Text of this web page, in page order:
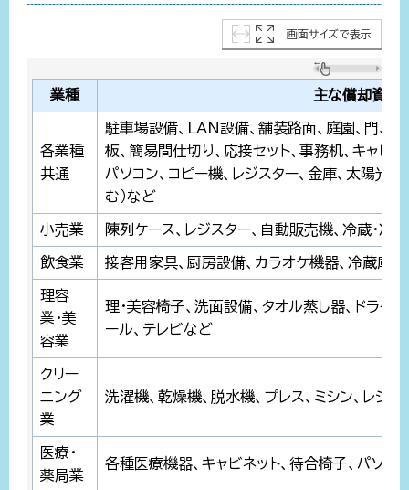
画面サイズで表示
業種 主な償却資産
各業種
共通
駐車場設備、LAN設備、舗装路面、庭園、門、塀
板、簡易間仕切り、応接セット、事務机、キャビネ
パソコン、コピー機、レジスター、金庫、太陽
む）など
小売業 陳列ケース、レジスター、自動販売機、冷蔵・冷
飲食業 接客用家具、厨房設備、カラオケ機器、冷蔵庫
理容
業・美
容業
理・美容椅子、洗面設備、タオル蒸し器、ドライヤ
ール、テレビなど
クリー
ニング
業
洗濯機、乾燥機、脱水機、プレス、ミシン、レジ
医療・
薬局業
各種医療機器、キャビネット、待合椅子、パソコ